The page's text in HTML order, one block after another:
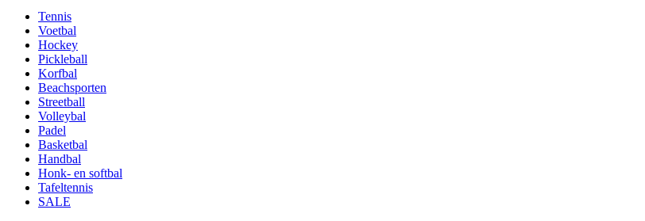
Tennis
Voetbal
Hockey
Pickleball
Korfbal
Beachsporten
Streetball
Volleybal
Padel
Basketbal
Handbal
Honk- en softbal
Tafeltennis
SALE